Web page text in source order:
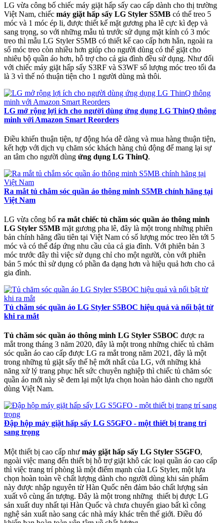
LG vừa công bố chiếc máy giặt hấp sấy cao cấp dành cho thị trường
Việt Nam, chiếc máy giặt hấp sấy LG Styler S5MB có thể treo 5
móc và 1 móc ép li, được thiết kế mặt gương pha lê cực kì đẹp và
sang trọng, so với những mẫu tủ trước sử dụng mặt kính có 3 móc
treo thì mẫu LG Styler S5MB có thiết kế cao cấp hơn hẳn, ngoài ra
số móc treo còn nhiều hơn giúp cho người dùng có thể giặt cho
nhiêu bộ quần áo hơn, hỗ trợ cho cả gia đình đều sử dụng. Như đối
với chiếc máy giặt hấp sấy S3RF và S3WF số lượng móc treo tối đa
là 3 vì thế nó thuận tiện cho 1 người dùng mà thôi.
LG mở rộng lợi ích cho người dùng ứng dụng LG ThinQ thông
minh với Amazon Smart Reorders
Điều khiển thuận tiện, tự động hóa dễ dàng và mua hàng thuận tiện,
kết hợp với dịch vụ chăm sóc khách hàng chủ động để mang lại sự
an tâm cho người dùng ứng dụng LG ThinQ.
Ra mắt tủ chắm sóc quần áo thông minh S5MB chính hãng tại
Việt Nam
LG vừa công bố ra mắt chiếc tủ chăm sóc quần áo thông minh
LG Styler S5MB mặt gương pha lê, đây là một trong những phiên
bản chính hãng đầu tiên tại Việt Nam có số lượng móc treo lên tới 5
móc và có thể đáp ứng nhu cầu của cả gia đình. Với phiên bản 3
móc trước đây thì việc sử dụng chỉ cho một người, còn với phiên
bản 5 móc thì sử dụng có phần đa dạng hơn và hiệu quả hơn cho cả
gia đình.
Tủ chăm sóc quần áo LG Styler S5BOC hiệu quả và nổi bật từ
khi ra mắt
Tủ chăm sóc quần áo thông minh LG Styler S5BOC được ra
mắt trong tháng 3 năm 2020, đây là một trong những chiếc tủ chăm
sóc quần áo cao cấp được LG ra mắt trong năm 2021, đây là một
trong những tủ giặt sấy thế hệ mới nhất của LG, với những khả
năng xử lý trang phục hết sức chuyên nghiệp thì chiếc tủ chăm sóc
quần áo mới này sẽ đem lại một lựa chọn hoàn hảo dành cho người
dùng Việt Nam.
Đập hộp máy giặt hấp sấy LG S5GFO - một thiết bị trang trí
sang trọng
Một thiết bị cao cấp như máy giặt hấp sấy LG Styler S5GFO,
ngoài việc mang đến thiết bị hỗ trợ giặt khô các loại quần áo cao cấp
thì việc trang trí phòng là một điểm mạnh của LG Styler, một lựa
chọn hoàn toàn về chất lượng dành cho người dùng khi sản phẩm
này được nhập nguyên từ Hàn Quốc nên đảm bảo chất lượng sản
xuất vô cùng ấn tượng. Đây là một trong những thiết bị được LG
sản xuất duy nhất tại Hàn Quốc và chưa chuyển giao bất kì công
nghệ sản xuất nào sang các nhà máy khác trên thế giới. Điều đó